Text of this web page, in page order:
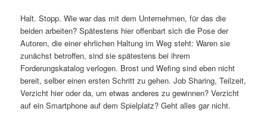
Halt. Stopp. Wie war das mit dem Unternehmen, für das die
beiden arbeiten? Spätestens hier offenbart sich die Pose der
Autoren, die einer ehrlichen Haltung im Weg steht: Waren sie
zunächst betroffen, sind sie spätestens bei ihrem
Forderungskatalog verlogen. Brost und Wefing sind eben nicht
bereit, selber einen ersten Schritt zu gehen. Job Sharing, Teilzeit,
Verzicht hier oder da, um etwas anderes zu gewinnen? Verzicht
auf ein Smartphone auf dem Spielplatz? Geht alles gar nicht.